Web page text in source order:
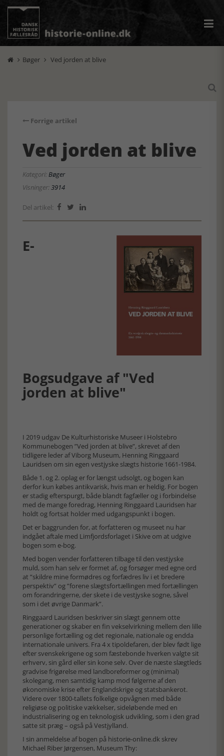
 Bøger  Ved jorden at blive

Forrige artikel
Ved jorden at blive
Kategori:Bøger
Visninger:3914
Del artikel:   
E-
Bogsudgave af "Ved
jorden at blive"
I 2019 udgav De Kulturhistoriske Museer i Holstebro
Kommunebogen ”Ved jorden at blive”, skrevet af den
tidligere leder af Viborg Museum, Henning Ringgaard
Lauridsen om sin egen vestjyske slægts historie 1661-1984.
Både 1. og 2. oplag er for længst udsolgt, og bogen kan
derfor kun købes antikvarisk, hvis man er heldig. For bogen
er stadig efterspurgt, både blandt fagfæller og i forbindelse
med de mange foredrag, Henning Ringgaard Lauridsen har
holdt og fortsat holder med udgangspunkt i bogen.
Det er baggrunden for, at forfatteren og museet nu har
indgået aftale med Limfjordsforlaget i Skive om at udgive
bogen som e-bog.
Med bogen vender forfatteren tilbage til den vestjyske
muld, som han selv er formet af, og forsøger med egne ord
at ”skildre mine formødres og forfædres liv i et bredere
perspektiv” og ”forene slægtsfortællingen med fortællingen
om forandringerne, der skete i de vestjyske sogne, såvel
som i det øvrige Danmark”.
Ringgaard Lauridsen beskriver sin slægt gennem otte
generationer og skaber en fin vekselvirkning mellem den lille
personlige fortælling og det regionale, nationale og endda
internationale univers. Fra 4 x tipoldefaren, der blev født lige
efter svenskekrigene og som fæstebonde hverken valgte sit
erhverv, sin gård eller sin kone selv. Over de næste slægtleds
gradvise frigørelse med landboreformer og (minimal)
skolegang, men samtidig kamp mod følgerne af den
økonomiske krise efter Englandskrige og statsbankerot.
Videre over 1800-tallets folkelige opvågnen med både
religiøse og politiske vækkelser, sideløbende med en
industrialisering og en teknologisk udvikling, som i den grad
satte sit præg – også på Vestjylland.
I sin anmeldelse af bogen på historie-online.dk skrev
Michael Riber Jørgensen, Museum Thy: